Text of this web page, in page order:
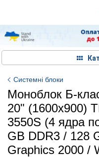
Системні блоки
Моноблок Б-
20" (1600x900)
3550S (4 ядра
GB DDR3 / 128
Graphics 2000 /